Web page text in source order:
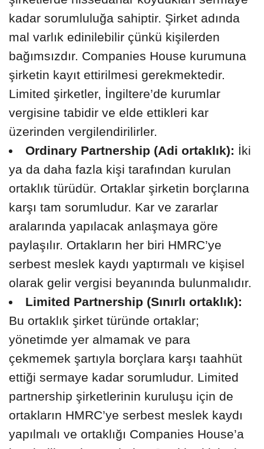
kadar sorumluluğa sahiptir. Şirket adında
mal varlık edinilebilir çünkü kişilerden
bağımsızdır. Companies House kurumuna
şirketin kayıt ettirilmesi gerekmektedir.
Limited şirketler, İngiltere’de kurumlar
vergisine tabidir ve elde ettikleri kar
üzerinden vergilendirilirler.
Ordinary Partnership (Adi ortaklık): İki
ya da daha fazla kişi tarafından kurulan
ortaklık türüdür. Ortaklar şirketin borçlarına
karşı tam sorumludur. Kar ve zararlar
aralarında yapılacak anlaşmaya göre
paylaşılır. Ortakların her biri HMRC’ye
serbest meslek kaydı yaptırmalı ve kişisel
olarak gelir vergisi beyanında bulunmalıdır.
Limited Partnership (Sınırlı ortaklık):
Bu ortaklık şirket türünde ortaklar;
yönetimde yer almamak ve para
çekmemek şartıyla borçlara karşı taahhüt
ettiği sermaye kadar sorumludur. Limited
partnership şirketlerinin kuruluşu için de
ortakların HMRC’ye serbest meslek kaydı
yapılmalı ve ortaklığı Companies House’a